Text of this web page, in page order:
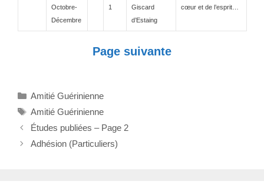
Octobre-
Décembre
1
Giscard
d’Estaing
cœur et de l’esprit…
Page suivante
Catégories
Amitié Guérinienne
Étiquettes
Amitié Guérinienne
Navigation
Études publiées – Page 2
Adhésion (Particuliers)